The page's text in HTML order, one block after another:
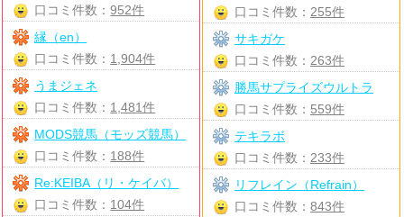
口コミ件数：952件
縁（en）
口コミ件数： 1,904件
うまジェネ
口コミ件数： 1,481件
MODS競馬（モッズ競馬）
口コミ件数： 188件
Re:KEIBA（リ・ケイバ）
口コミ件数： 104件
口コミ件数： 255件
サキガケ
口コミ件数： 263件
勝馬サプライズウルトラ
口コミ件数： 559件
テキラボ
口コミ件数： 233件
リフレイン（Refrain）
口コミ件数： 843件